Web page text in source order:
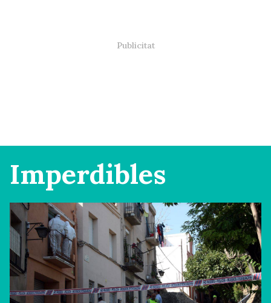
Imperdibles